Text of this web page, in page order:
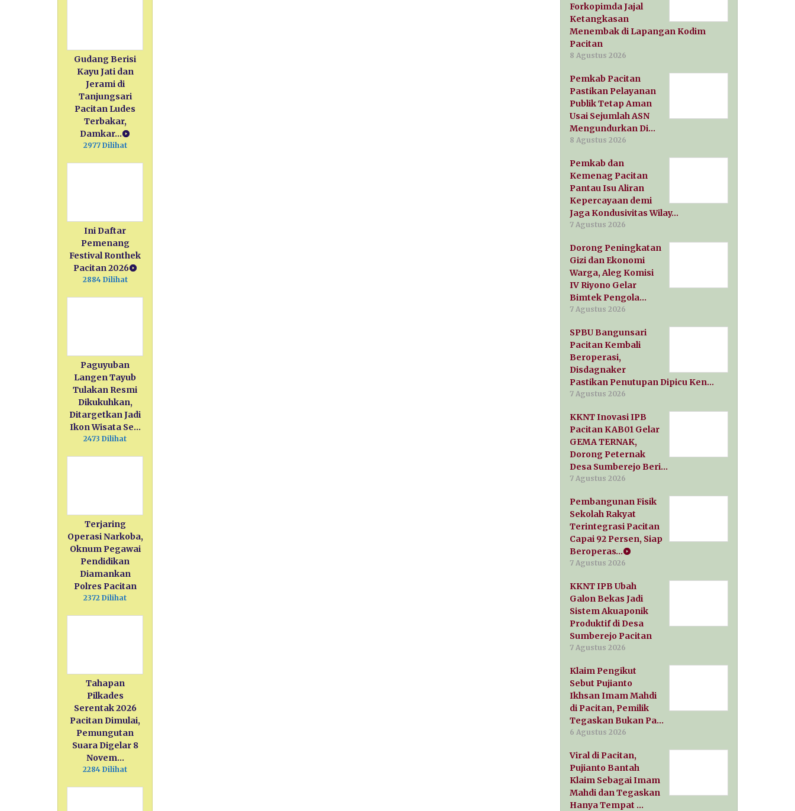
Gudang Berisi
Kayu Jati dan
Jerami di
Tanjungsari
Pacitan Ludes
Terbakar,
Damkar…
2977 Dilihat
Ini Daftar
Pemenang
Festival Ronthek
Pacitan 2026
2884 Dilihat
Paguyuban
Langen Tayub
Tulakan Resmi
Dikukuhkan,
Ditargetkan Jadi
Ikon Wisata Se…
2473 Dilihat
Terjaring
Operasi Narkoba,
Oknum Pegawai
Pendidikan
Diamankan
Polres Pacitan
2372 Dilihat
Tahapan
Pilkades
Serentak 2026
Pacitan Dimulai,
Pemungutan
Suara Digelar 8
Novem…
2284 Dilihat
Forkopimda Jajal
Ketangkasan
Menembak di Lapangan Kodim
Pacitan
8 Agustus 2026
Pemkab Pacitan
Pastikan Pelayanan
Publik Tetap Aman
Usai Sejumlah ASN
Mengundurkan Di…
8 Agustus 2026
Pemkab dan
Kemenag Pacitan
Pantau Isu Aliran
Kepercayaan demi
Jaga Kondusivitas Wilay…
7 Agustus 2026
Dorong Peningkatan
Gizi dan Ekonomi
Warga, Aleg Komisi
IV Riyono Gelar
Bimtek Pengola…
7 Agustus 2026
SPBU Bangunsari
Pacitan Kembali
Beroperasi,
Disdagnaker
Pastikan Penutupan Dipicu Ken…
7 Agustus 2026
KKNT Inovasi IPB
Pacitan KAB01 Gelar
GEMA TERNAK,
Dorong Peternak
Desa Sumberejo Beri…
7 Agustus 2026
Pembangunan Fisik
Sekolah Rakyat
Terintegrasi Pacitan
Capai 92 Persen, Siap
Beroperas…
7 Agustus 2026
KKNT IPB Ubah
Galon Bekas Jadi
Sistem Akuaponik
Produktif di Desa
Sumberejo Pacitan
7 Agustus 2026
Klaim Pengikut
Sebut Pujianto
Ikhsan Imam Mahdi
di Pacitan, Pemilik
Tegaskan Bukan Pa…
6 Agustus 2026
Viral di Pacitan,
Pujianto Bantah
Klaim Sebagai Imam
Mahdi dan Tegaskan
Hanya Tempat …